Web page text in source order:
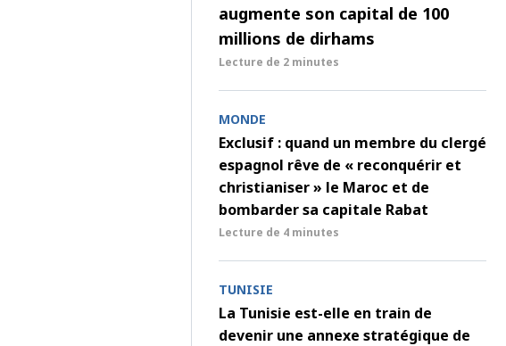
augmente son capital de 100
millions de dirhams
Lecture de 2 minutes
MONDE
Exclusif : quand un membre du clergé
espagnol rêve de « reconquérir et
christianiser » le Maroc et de
bombarder sa capitale Rabat
Lecture de 4 minutes
TUNISIE
La Tunisie est-elle en train de
devenir une annexe stratégique de